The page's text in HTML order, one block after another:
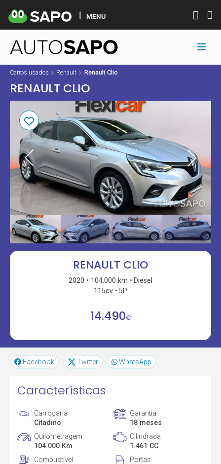
MENU
Carros usados Renault Renault Clio
RENAULT CLIO
RENAULT CLIO
2020 104.000 km
Diesel
115cv
5P
14.490€
Facebook Twitter WhatsApp
Características
Carroçaria
Citadino
Garantia
18 meses
Quilometragem
104.000 Km
Cilindrada
1.461 CC
Combustível
Portas